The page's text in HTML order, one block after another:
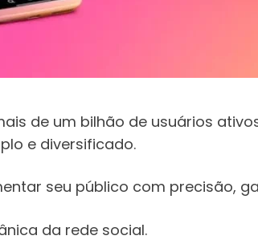
de um bilhão de usuários
e diversificado.
seu público com precisão,
da rede social.